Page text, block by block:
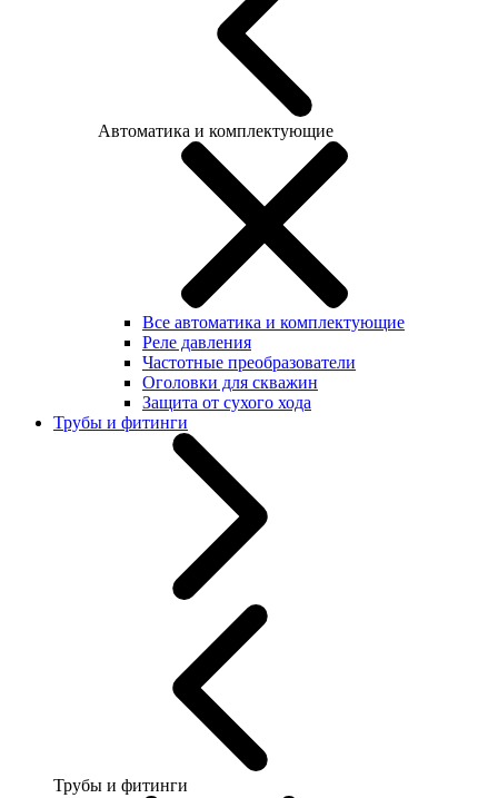
Автоматика и комплектующие
Все автоматика и комплектующие
Реле давления
Частотные преобразователи
Оголовки для скважин
Защита от сухого хода
Трубы и фитинги
Трубы и фитинги